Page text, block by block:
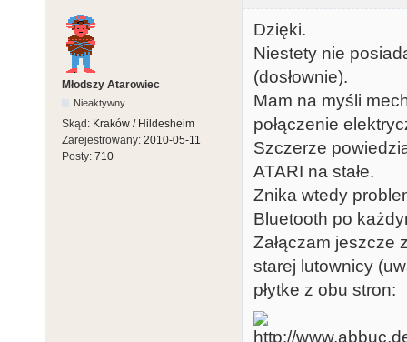
Młodszy Atarowiec
Nieaktywny
Skąd: Kraków / Hildesheim
Zarejestrowany: 2010-05-11
Posty: 710
Dzięki.
Niestety nie
(dosłownie).
Mam na myśli
połączenie
Szczerze
ATARI na stałe.
Znika wtedy
Bluetooth po
Załączam jeszcze
starej lutownicy
płytke z obu stron: